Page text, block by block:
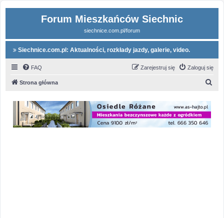
Forum Mieszkańców Siechnic
siechnice.com.pl/forum
Siechnice.com.pl: Aktualności, rozkłady jazdy, galerie, video.
FAQ Zaloguj się
Zarejestruj się
Strona główna